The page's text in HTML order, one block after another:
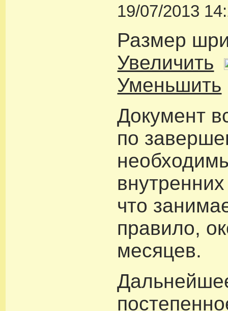
19/07/2013
Размер
Увеличить
Уменьшить
Документ
по
что
правило,
месяцев.